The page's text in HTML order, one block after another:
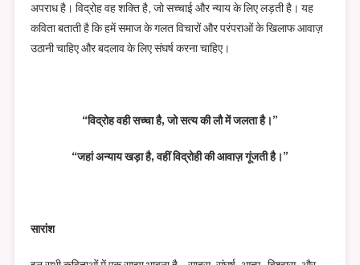
अपराध है। विद्रोह वह शक्ति है, जो सच्चाई और न्याय के लिए लड़ती है। यह
कविता बताती है कि हमें समाज के गलत विचारों और परंपराओं के खिलाफ आवाज़
उठानी चाहिए और बदलाव के लिए संघर्ष करना चाहिए।
“विद्रोह वही सच्चा है, जो सत्य की लौ में जलता है।”
“जहां अन्याय खड़ा है, वहीं विद्रोही की आवाज़ गूंजती है।”
सारांश